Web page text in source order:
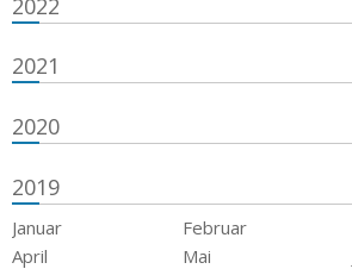
2021
2020
2019
Januar Februar
April
Mai